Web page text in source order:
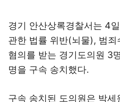
경기 안산상록경찰서는 4
관한 법률 위반(뇌물), 범
혐의를 받는 경기도의원 3
명을 구속 송치했다.
구속 송치된 도의원은 박